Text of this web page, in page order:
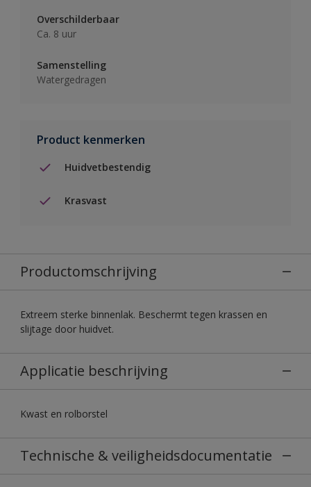
Overschilderbaar
Ca. 8 uur
Samenstelling
Watergedragen
Product kenmerken
Huidvetbestendig
Krasvast
Productomschrijving
Extreem sterke binnenlak. Beschermt tegen krassen en
slijtage door huidvet.
Applicatie beschrijving
Kwast en rolborstel
Technische & veiligheidsdocumentatie